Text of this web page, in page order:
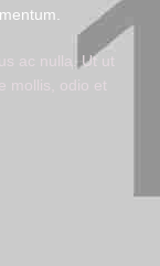
ac nulla. Ut ut
mollis, odio et